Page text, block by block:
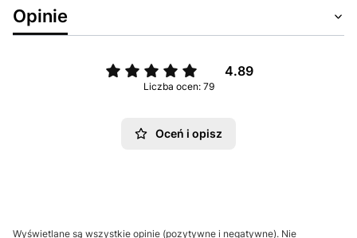
Opinie
4.89
Liczba ocen: 79
Oceń i opisz
Wyświetlane są wszystkie opinie (pozytywne i negatywne). Nie